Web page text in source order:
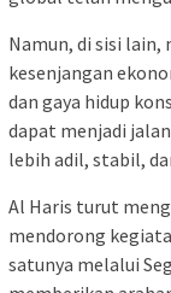
Namun, di sisi
kesenjangan
dan gaya hidup
dapat menjadi
lebih adil, stabil,
Al Haris turut
mendorong
satunya melalui